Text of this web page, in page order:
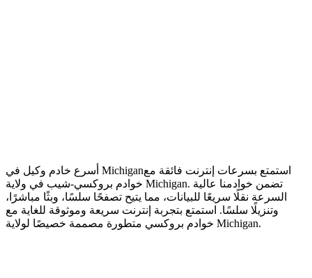
أسرع خادم وكيل في Michiganاستمتع بسرعات إنترنت فائقة مع
خوادم بروكسي-شيب في ولاية Michigan. تضمن خوادمنا عالية
السرعة نقلًا سريعًا للبيانات، مما يتيح تصفحًا سلسًا، وبثًا مباشرًا،
وتنزيلًا سلسًا. استمتع بتجربة إنترنت سريعة وموثوقة للغاية مع
خوادم بروكسي متطورة مصممة خصيصًا لولاية Michigan.